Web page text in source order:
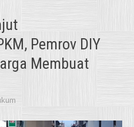
Pemrov DIY
Membuat